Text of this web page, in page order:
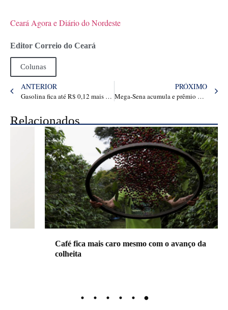
Ceará Agora e Diário do Nordeste
Editor Correio do Ceará
Colunas
ANTERIOR
Gasolina fica até R$ 0,12 mais barata em Fortaleza após corte da Petrobras nas refinarias – Negócios
PRÓXIMO
Mega-Sena acumula e prêmio vai a R$ 45 milhões
Relacionados
Café fica mais caro mesmo com o avanço da